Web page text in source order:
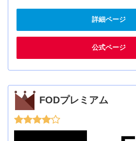
詳細ページ
公式ページ
FODプレミアム